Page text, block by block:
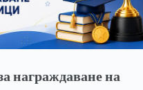
награждаване на